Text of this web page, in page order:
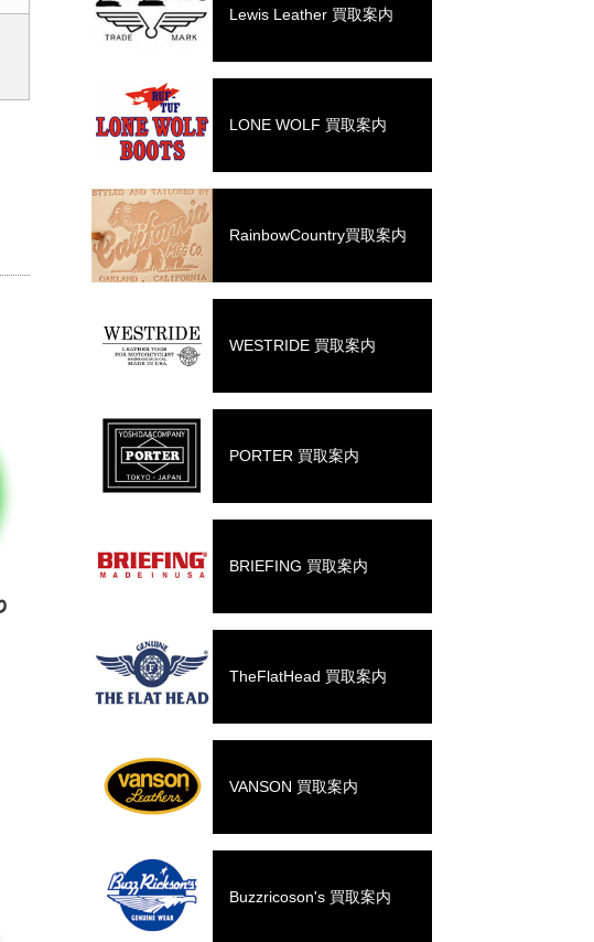
Lewis Leather 買取案内
LONE WOLF 買取案内
RainbowCountry買取案内
WESTRIDE 買取案内
PORTER 買取案内
BRIEFING 買取案内
TheFlatHead 買取案内
VANSON 買取案内
Buzzricoson's 買取案内